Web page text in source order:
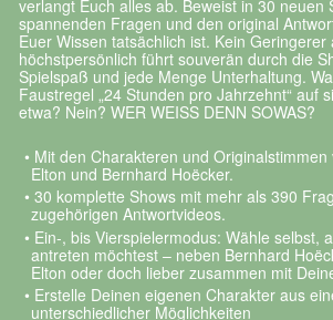
zugehörigen Antwortvideos.
Ein-, bis Vierspielermodus: Wähle selbst, an wessen Seite Du
antreten möchtest – neben Bernhard Hoëcker, im Team mit
Elton oder doch lieber zusammen mit Deinen Freunden?
Erstelle Deinen eigenen Charakter aus einer Vielzahl
unterschiedlicher Möglichkeiten
kein Geld gewonnen wurde?